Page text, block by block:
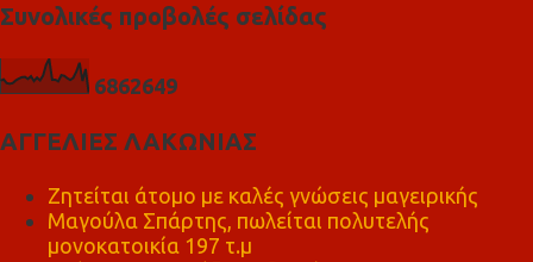
Συνολικές προβολές σελίδας
6862649
ΑΓΓΕΛΙΕΣ ΛΑΚΩΝΙΑΣ
Ζητείται άτομο με καλές γνώσεις μαγειρικής
Μαγούλα Σπάρτης, πωλείται πολυτελής
μονοκατοικία 197 τ.μ